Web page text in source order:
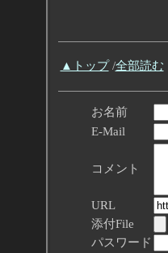
▲トップ/全部読む
お名前
E-Mail
コメント
URL
添付File
パスワード